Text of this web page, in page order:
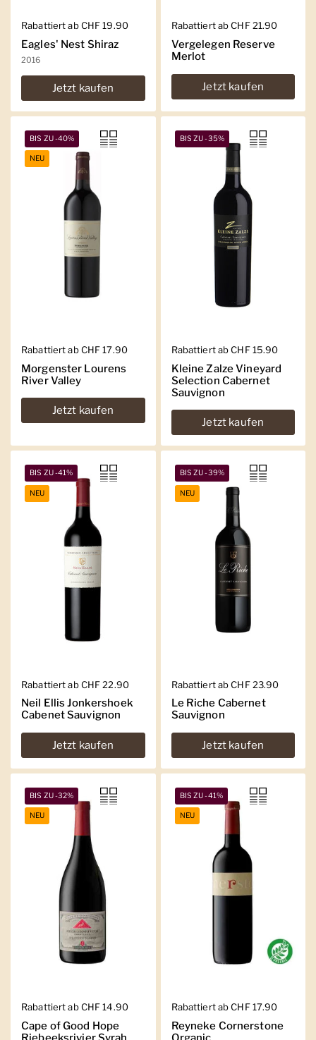
Regulärer Preis
Rabattiert ab CHF 19.90
Eagles' Nest Shiraz
2016
Jetzt kaufen
Regulärer Preis
Rabattiert ab CHF 21.90
Vergelegen Reserve
Merlot
Jetzt kaufen
Regulärer Preis
Rabattiert ab CHF 17.90
Morgenster Lourens
River Valley
Jetzt kaufen
BIS ZU -40%
NEU
Regulärer Preis
Rabattiert ab CHF 15.90
Kleine Zalze Vineyard
Selection Cabernet
Sauvignon
Jetzt kaufen
BIS ZU -35%
Regulärer Preis
Rabattiert ab CHF 22.90
Neil Ellis Jonkershoek
Cabenet Sauvignon
Jetzt kaufen
BIS ZU -41%
NEU
Regulärer Preis
Rabattiert ab CHF 23.90
Le Riche Cabernet
Sauvignon
Jetzt kaufen
BIS ZU -39%
NEU
Regulärer Preis
Rabattiert ab CHF 14.90
Cape of Good Hope
BIS ZU -32%
NEU
Regulärer Preis
Rabattiert ab CHF 17.90
Reyneke Cornerstone
BIS ZU -41%
NEU